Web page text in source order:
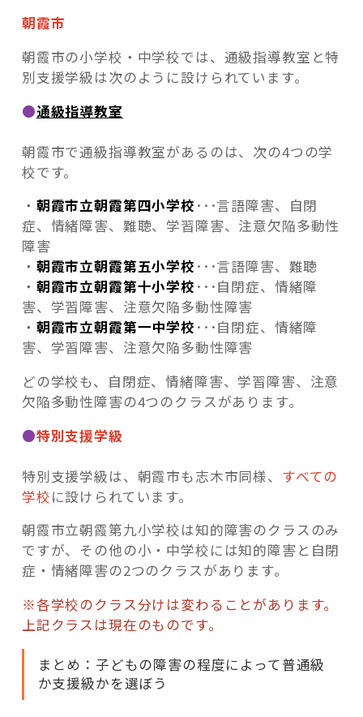
朝霞市
朝霞市の小学校・中学校では、通級指導教室と特
別支援学級は次のように設けられています。
●通級指導教室
朝霞市で通級指導教室があるのは、次の4つの学
校です。
・ 朝霞市立朝霞第四小学校 ･･･言語障害、自閉
症、情緒障害、難聴、学習障害、注意欠陥多動性
障害
・ 朝霞市立朝霞第五小学校 ･･･言語障害、難聴
・ 朝霞市立朝霞第十小学校 ･･･自閉症、情緒障
害、学習障害、注意欠陥多動性障害
・ 朝霞市立朝霞第一中学校 ･･･自閉症、情緒障
害、学習障害、注意欠陥多動性障害
どの学校も、自閉症、情緒障害、学習障害、注意
欠陥多動性障害の4つのクラスがあります。
●特別支援学級
特別支援学級は、朝霞市も志木市同様、 すべての
学校に設けられています。
朝霞市立朝霞第九小学校は知的障害のクラスのみ
ですが、その他の小・中学校には知的障害と自閉
症・情緒障害の2つのクラスがあります。
※各学校のクラス分けは変わることがあります。
上記クラスは現在のものです。
まとめ：子どもの障害の程度によって普通級
か支援級かを選ぼう